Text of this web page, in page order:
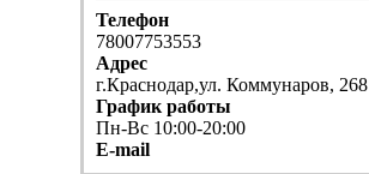
Телефон
78007753553
Адрес
г.Краснодар,ул. Коммунаров, 268
График работы
Пн-Вс 10:00-20:00
E-mail